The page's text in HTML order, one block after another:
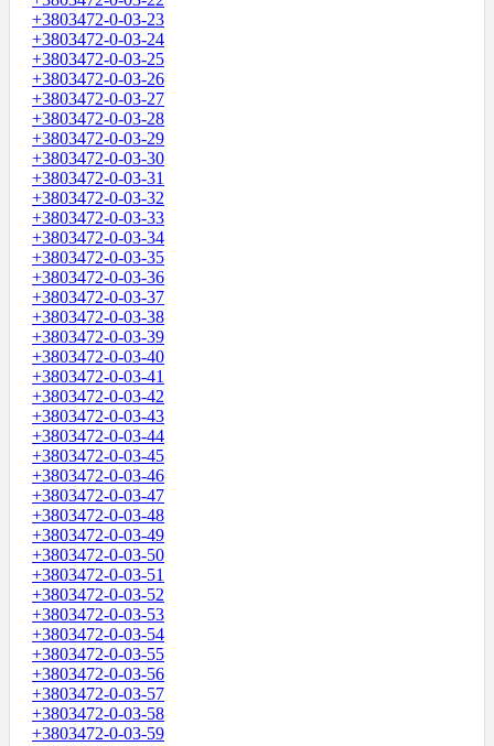
+3803472-0-03-23
+3803472-0-03-24
+3803472-0-03-25
+3803472-0-03-26
+3803472-0-03-27
+3803472-0-03-28
+3803472-0-03-29
+3803472-0-03-30
+3803472-0-03-31
+3803472-0-03-32
+3803472-0-03-33
+3803472-0-03-34
+3803472-0-03-35
+3803472-0-03-36
+3803472-0-03-37
+3803472-0-03-38
+3803472-0-03-39
+3803472-0-03-40
+3803472-0-03-41
+3803472-0-03-42
+3803472-0-03-43
+3803472-0-03-44
+3803472-0-03-45
+3803472-0-03-46
+3803472-0-03-47
+3803472-0-03-48
+3803472-0-03-49
+3803472-0-03-50
+3803472-0-03-51
+3803472-0-03-52
+3803472-0-03-53
+3803472-0-03-54
+3803472-0-03-55
+3803472-0-03-56
+3803472-0-03-57
+3803472-0-03-58
+3803472-0-03-59